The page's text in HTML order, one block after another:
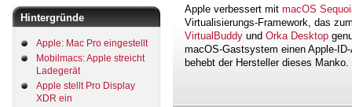
Hintergründe
Apple: Mac Pro eingestellt
Mobilmacs: Apple streicht
Ladegerät
Apple stellt Pro Display
XDR ein
Apple verbessert mit macOS
Virtualisierungs-Framework, das
VirtualBuddy und Orka Desktop
macOS-Gastsystem einen Apple-
behebt der Hersteller dieses